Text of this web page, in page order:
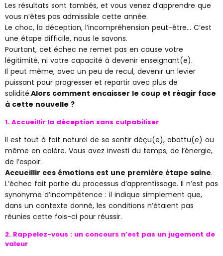
Les résultats sont tombés, et vous venez d’apprendre que
vous n’êtes pas admissible cette année.
Le choc, la déception, l’incompréhension peut-être… C’est
une étape difficile, nous le savons.
Pourtant, cet échec ne remet pas en cause votre
légitimité, ni votre capacité à devenir enseignant(e).
Il peut même, avec un peu de recul, devenir un levier
puissant pour progresser et repartir avec plus de
solidité.Alors comment encaisser le coup et réagir face
à cette nouvelle ?
1. Accueillir la déception sans culpabiliser
Il est tout à fait naturel de se sentir déçu(e), abattu(e) ou
même en colère. Vous avez investi du temps, de l’énergie,
de l’espoir.
Accueillir ces émotions est une première étape saine.
L’échec fait partie du processus d’apprentissage. Il n’est pas
synonyme d’incompétence : il indique simplement que,
dans un contexte donné, les conditions n’étaient pas
réunies cette fois-ci pour réussir.
2. Rappelez-vous : un concours n’est pas un jugement de
valeur